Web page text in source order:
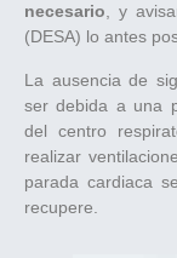
necesario , y
(DESA) lo antes
La ausencia de
ser debida a una
del centro
realizar
parada cardiaca
recupere.